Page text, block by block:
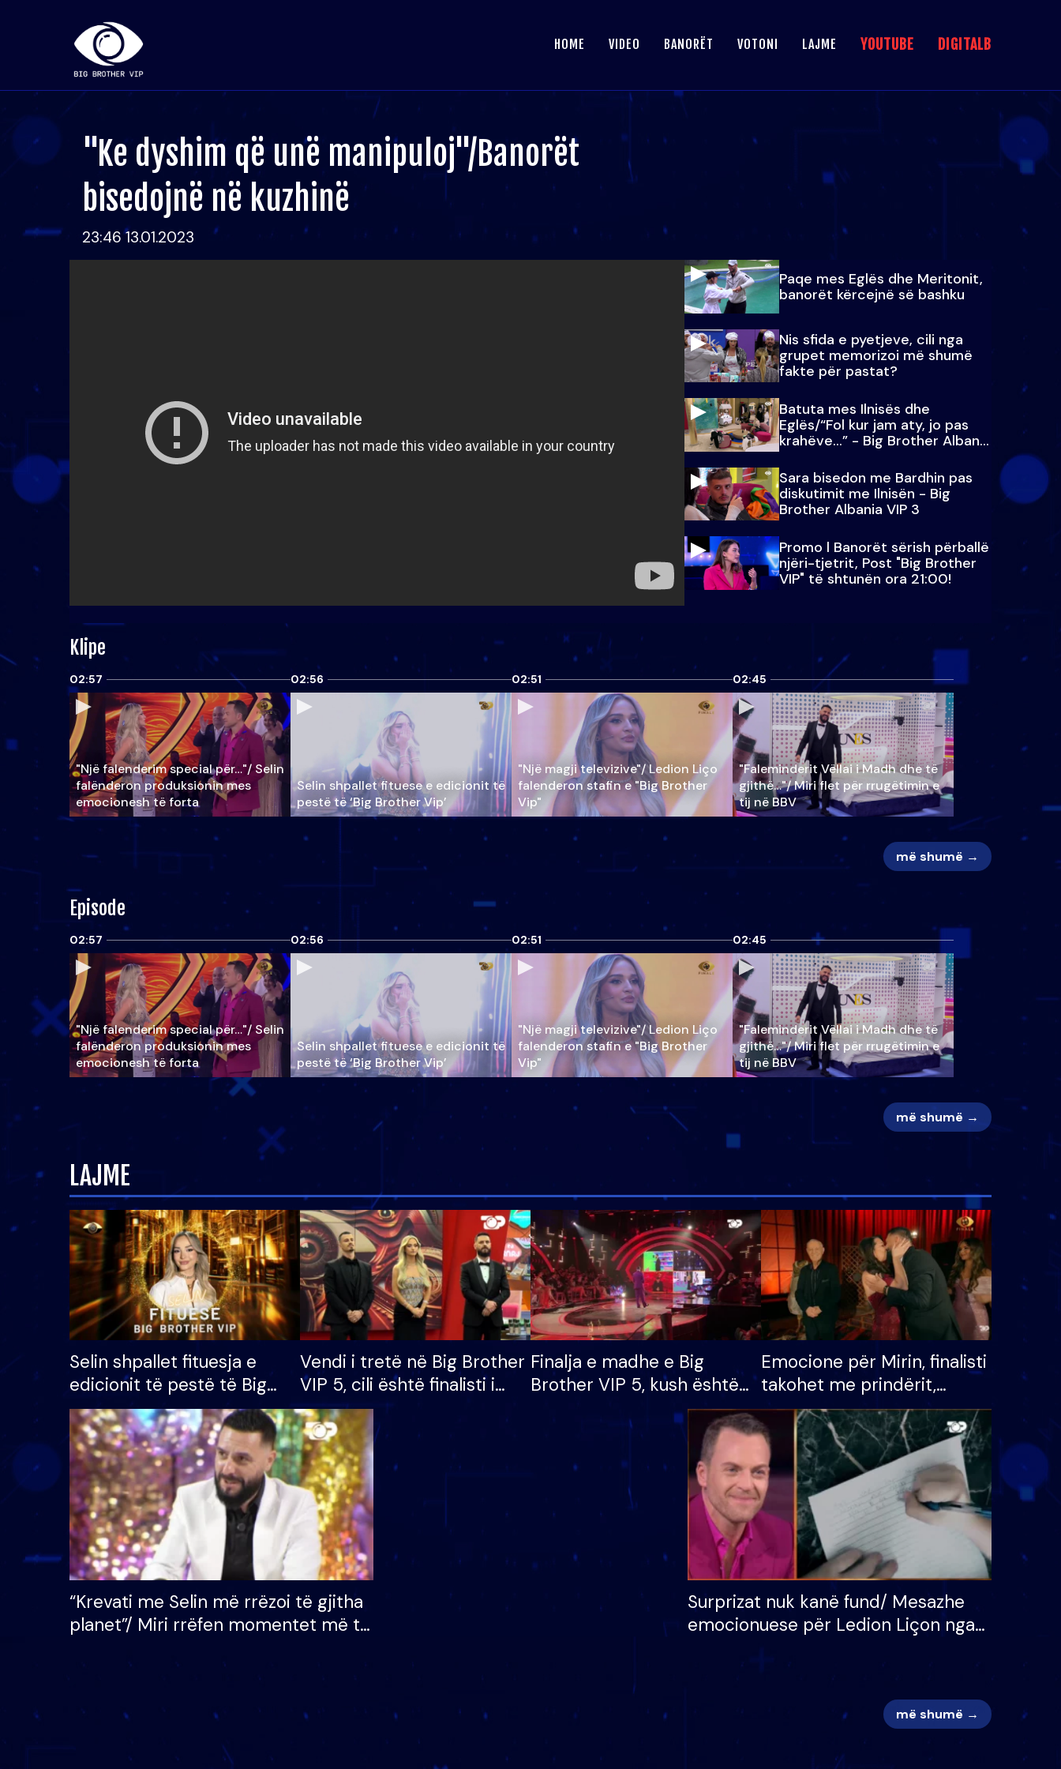
HOME VIDEO BANORËT VOTONI LAJME YOUTUBE DIGITALB
"Ke dyshim që unë manipuloj"/Banorët
bisedojnë në kuzhinë
23:46 13.01.2023
Paqe mes Eglës dhe Meritonit,
banorët kërcejnë së bashku
Nis sfida e pyetjeve, cili nga
grupet memorizoi më shumë
fakte për pastat?
Batuta mes Ilnisës dhe
Eglës/“Fol kur jam aty, jo pas
krahëve…” - Big Brother Albania
VIP 3
Sara bisedon me Bardhin pas
diskutimit me Ilnisën - Big
Brother Albania VIP 3
Promo l Banorët sërish përballë
njëri-tjetrit, Post "Big Brother
VIP" të shtunën ora 21:00!
Klipe
02:57
"Një falenderim special për…"/ Selin
falënderon produksionin mes
emocionesh të forta
02:56
Selin shpallet fituese e edicionit të
pestë të ‘Big Brother Vip’
02:51
"Një magji televizive"/ Ledion Liço
falenderon stafin e "Big Brother
Vip"
02:45
"Faleminderit Vëllai i Madh dhe të
gjithë…"/ Miri flet për rrugëtimin e
tij në BBV
më shumë →
Episode
02:57
"Një falenderim special për…"/ Selin
falënderon produksionin mes
emocionesh të forta
02:56
Selin shpallet fituese e edicionit të
pestë të ‘Big Brother Vip’
02:51
"Një magji televizive"/ Ledion Liço
falenderon stafin e "Big Brother
Vip"
02:45
"Faleminderit Vëllai i Madh dhe të
gjithë…"/ Miri flet për rrugëtimin e
tij në BBV
më shumë →
LAJME
Selin shpallet fituesja e
edicionit të pestë të Big
Brother VIP, rrëmben
çmimin e madh prej 100
mijë eurosh
Vendi i tretë në Big Brother
VIP 5, cili është finalisti i
radhës që lë shtëpinë
Finalja e madhe e Big
Brother VIP 5, kush është
banori i parë që lë shtëpinë
dhe humb mundësinë për
të fituar çmimin e madh
Emocione për Mirin, finalisti
takohet me prindërit,
vajzën dhe bashkëshorten:
S’kemi ndonjë letër divorci
apo jo?
“Krevati me Selin më rrëzoi të gjitha
planet”/ Miri rrëfen momentet më të
mungojë zilja e mëngjesit kur…
Surprizat nuk kanë fund/ Mesazhe
emocionuese për Ledion Liçon nga
më shumë →